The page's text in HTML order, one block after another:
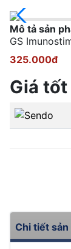
Mô tả sản
GS
325.000đ
Giá
Chi tiết sản